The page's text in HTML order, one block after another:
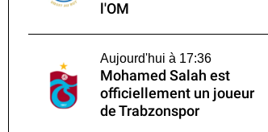
l'OM
Aujourd'hui à 17:36
Mohamed Salah est
officiellement un joueur
de Trabzonspor